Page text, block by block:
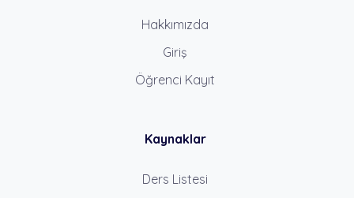
Hakkımızda
Giriş
Öğrenci Kayıt
Kaynaklar
Ders Listesi